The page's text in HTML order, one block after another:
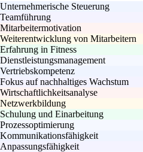
Unternehmerische Steuerung
Teamführung
Mitarbeitermotivation
Weiterentwicklung von Mitarbeitern
Erfahrung in Fitness
Dienstleistungsmanagement
Vertriebskompetenz
Fokus auf nachhaltiges Wachstum
Wirtschaftlichkeitsanalyse
Netzwerkbildung
Schulung und Einarbeitung
Prozessoptimierung
Kommunikationsfähigkeit
Anpassungsfähigkeit